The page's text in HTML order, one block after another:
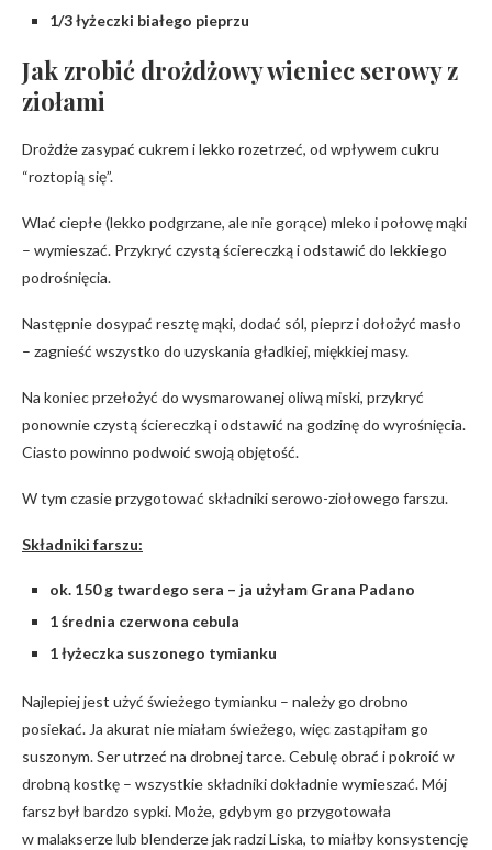
1/3 łyżeczki białego pieprzu
Jak zrobić drożdżowy wieniec serowy z
ziołami
Drożdże zasypać cukrem i lekko rozetrzeć, od wpływem cukru
“roztopią się”.
Wlać ciepłe (lekko podgrzane, ale nie gorące) mleko i połowę mąki
– wymieszać. Przykryć czystą ściereczką i odstawić do lekkiego
podrośnięcia.
Następnie dosypać resztę mąki, dodać sól, pieprz i dołożyć masło
– zagnieść wszystko do uzyskania gładkiej, miękkiej masy.
Na koniec przełożyć do wysmarowanej oliwą miski, przykryć
ponownie czystą ściereczką i odstawić na godzinę do wyrośnięcia.
Ciasto powinno podwoić swoją objętość.
W tym czasie przygotować składniki serowo-ziołowego farszu.
Składniki farszu:
ok. 150 g twardego sera – ja użyłam Grana Padano
1 średnia czerwona cebula
1 łyżeczka suszonego tymianku
Najlepiej jest użyć świeżego tymianku – należy go drobno
posiekać. Ja akurat nie miałam świeżego, więc zastąpiłam go
suszonym. Ser utrzeć na drobnej tarce. Cebulę obrać i pokroić w
drobną kostkę – wszystkie składniki dokładnie wymieszać. Mój
farsz był bardzo sypki. Może, gdybym go przygotowała
w malakserze lub blenderze jak radzi Liska, to miałby konsystencję